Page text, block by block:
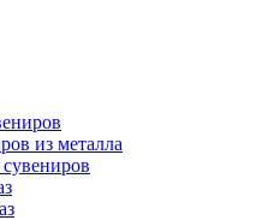
из металла